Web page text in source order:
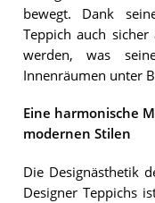
bewegt. Dank
Teppich auch
werden, was
Innenräumen unter
Eine harmonische
modernen Stilen
Die Designästhetik
Designer Teppichs